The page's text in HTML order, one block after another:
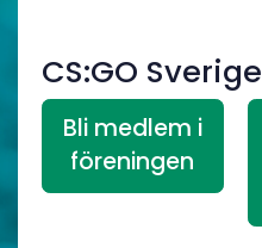
CS:GO Sverige
Bli medlem i
föreningen